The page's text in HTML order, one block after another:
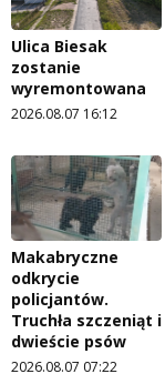
Ulica Biesak
zostanie
wyremontowana
2026.08.07 16:12
Makabryczne
odkrycie
policjantów.
Truchła szczeniąt i
dwieście psów
2026.08.07 07:22